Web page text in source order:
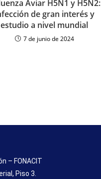
Aviar H5N1 y H5N2:
de gran interés y
estudio a nivel mundial
7 de junio de 2024
– FONACIT
Piso 3.